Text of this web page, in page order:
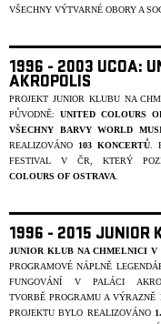
VŠECHNY VÝTVARNÉ OBORY A
1996 - 2003 UCOA:
AKROPOLIS
PROJEKT JUNIOR KLUBU NA
PŮVODNĚ:UNITED COLOURS
VŠECHNY BARVY WORLD
REALIZOVÁNO
103 KONCERTŮ.
FESTIVAL V ČR, KTERÝ
COLOURS OF OSTRAVA
1996 - 2015 JUNIOR
JUNIOR KLUB NA CHMELNICI V
PROGRAMOVÉ NÁPLNĚ
FUNGOVÁNÍ V PALÁCI
TVORBĚPROGRAMU A VÝRAZNĚ
PROJEKTU BYLO REALIZOVÁNO